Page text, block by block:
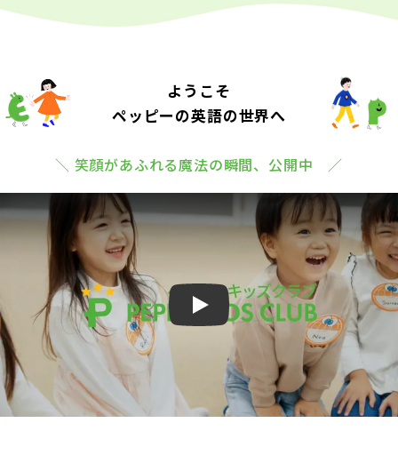
ようこそ
ペッピーの英語の世界へ
＼ 笑顔があふれる魔法の瞬間、公開中 ／
Play